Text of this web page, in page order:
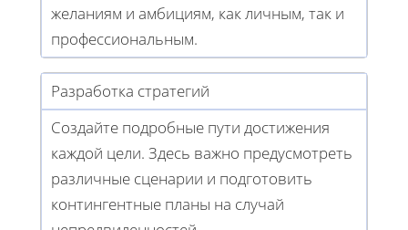
желаниям и амбициям, как личным, так и
профессиональным.
Разработка стратегий
Создайте подробные пути достижения
каждой цели. Здесь важно предусмотреть
различные сценарии и подготовить
контингентные планы на случай